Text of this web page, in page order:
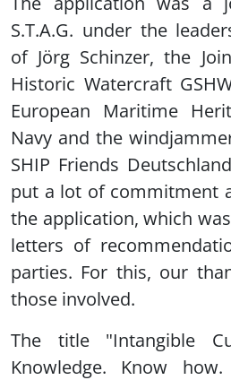
S.T.A.G. under the
of Jörg Schinzer, the
Historic Watercraft
European Maritime
Navy and the
SHIP Friends
put a lot of commitment
the application, which
letters of
parties. For this, our
those involved.
The title "Intangible
Knowledge. Know